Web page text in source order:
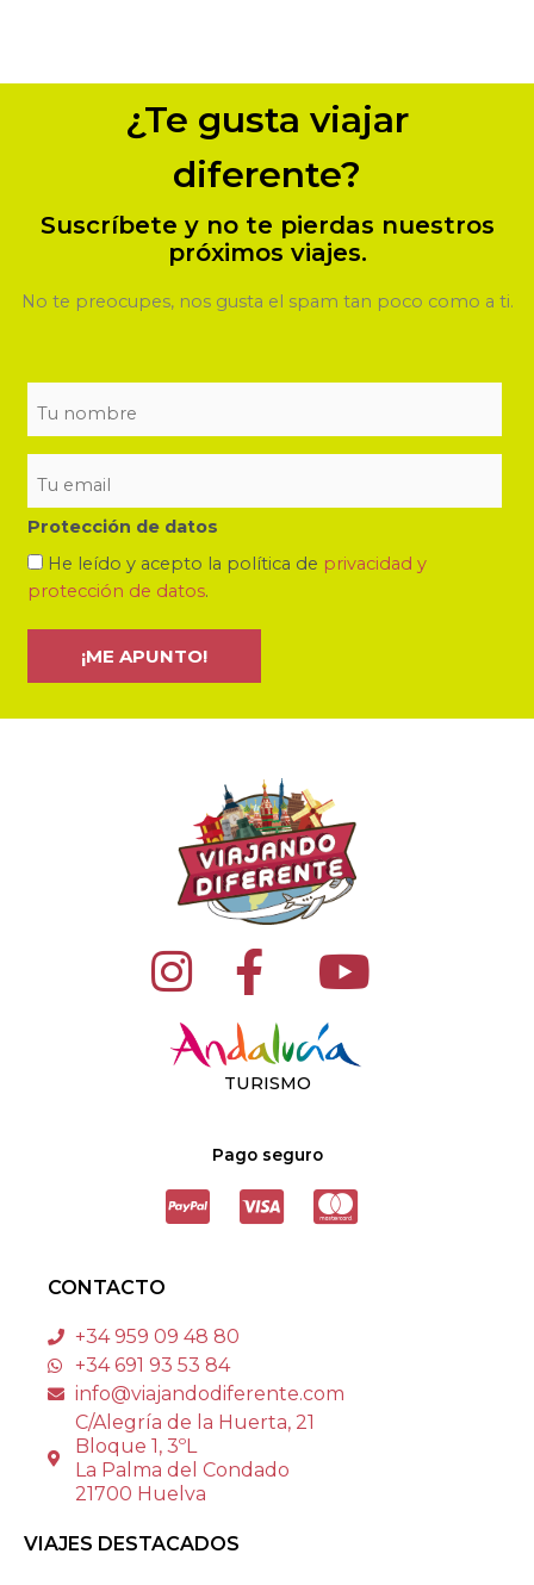
¿Te gusta viajar
diferente?
Suscríbete y no te pierdas nuestros
próximos viajes.
No te preocupes, nos gusta el spam tan poco como a ti.
Protección de datos
He leído y acepto la política de privacidad y
protección de datos.
TURISMO
Pago seguro
CONTACTO
+34 959 09 48 80
+34 691 93 53 84
info@viajandodiferente.com
C/Alegría de la Huerta, 21
Bloque 1, 3ºL
La Palma del Condado
21700 Huelva
VIAJES DESTACADOS